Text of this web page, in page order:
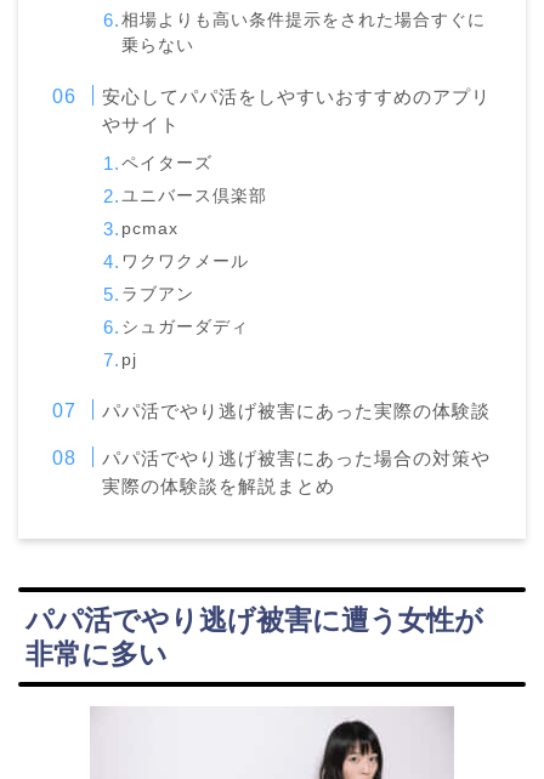
相場よりも高い条件提示をされた場合すぐに
乗らない
安心してパパ活をしやすいおすすめのアプリ
やサイト
ペイターズ
ユニバース倶楽部
pcmax
ワクワクメール
ラブアン
シュガーダディ
pj
パパ活でやり逃げ被害にあった実際の体験談
パパ活でやり逃げ被害にあった場合の対策や
実際の体験談を解説まとめ
パパ活でやり逃げ被害に遭う女性が
非常に多い